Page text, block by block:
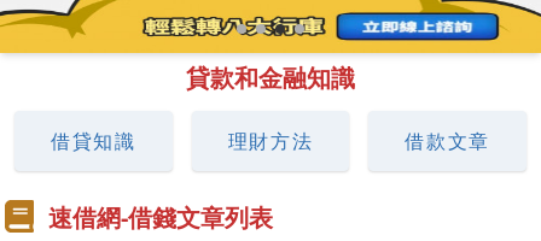
貸款和金融知識
借貸知識 理財方法 借款文章
速借網-借錢文章列表